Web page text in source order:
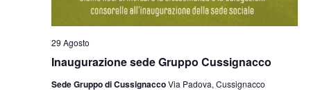
Inaugurazione sede Gruppo Cussignacco
29 Agosto
Sede Gruppo di CussignaccoVia Padova, Cussignacco